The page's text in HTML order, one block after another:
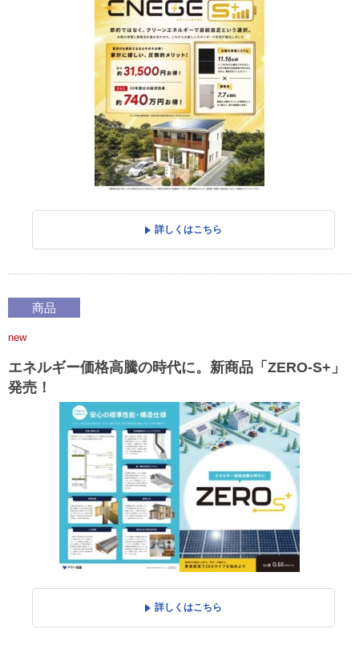
詳しくはこちら
商品
new
エネルギー価格高騰の時代に。新商品「ZERO-S+」
発売！
詳しくはこちら